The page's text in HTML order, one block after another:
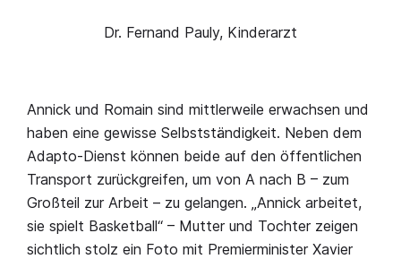
Dr. Fernand Pauly, Kinderarzt
Annick und Romain sind mittlerweile erwachsen und
haben eine gewisse Selbstständigkeit. Neben dem
Adapto-Dienst können beide auf den öffentlichen
Transport zurückgreifen, um von A nach B – zum
Großteil zur Arbeit – zu gelangen. „Annick arbeitet,
sie spielt Basketball“ – Mutter und Tochter zeigen
sichtlich stolz ein Foto mit Premierminister Xavier